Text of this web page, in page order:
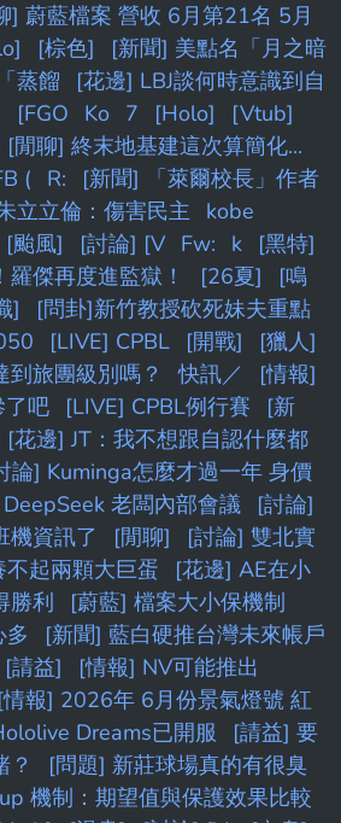
] 蔚藍檔案 營收 6月第21名 5月
[棕色]
[新聞] 美點名「月之暗
蒸餾
[花邊] LBJ談何時意識到自
[FGO Ko 7 [Holo]
[Vtub]
[閒聊] 終末地基建這次算簡化...
( R:
[新聞] 「萊爾校長」作者
立立倫：傷害民主 kobe
[颱風] [討論] [V Fw: k
[黑特]
傑再度進監獄！ [26夏]
[鳴
]
[問卦]新竹教授砍死妹夫重點
[LIVE] CPBL [開戰]
[獵人]
旅團級別嗎？
快訊／
[情報]
了吧 [LIVE] CPBL例行賽
[新
[花邊] JT：我不想跟自認什麼都
論] Kuminga怎麼才過一年 身價
老闆內部會議
[討論]
機資訊了
[閒聊]
[討論] 雙北實
起兩顆大巨蛋
[花邊] AE在小
勝利
[蔚藍] 檔案大小保機制
[新聞] 藍白硬推台灣未來帳戶
[請益]
[情報] NV可能推出
[情報] 2026年 6月份景氣燈號 紅
Dreams已開服
[請益] 要
？
[問題] 新莊球場真的有很臭
機制：期望值與保護效果比較